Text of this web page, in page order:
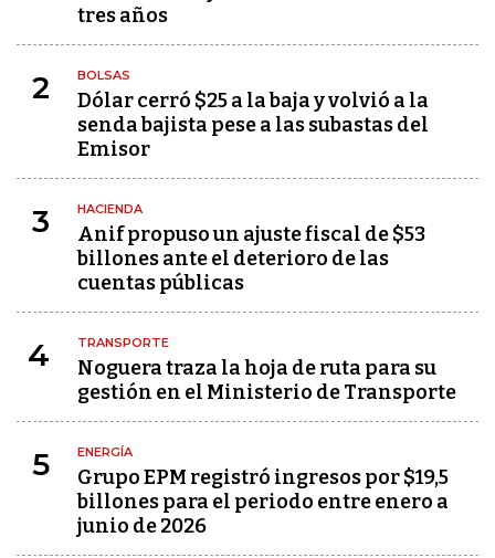
tres años
2 BOLSAS
Dólar cerró $25 a la baja y volvió a la
senda bajista pese a las subastas del
Emisor
3 HACIENDA
Anif propuso un ajuste fiscal de $53
billones ante el deterioro de las
cuentas públicas
4 TRANSPORTE
Noguera traza la hoja de ruta para su
gestión en el Ministerio de Transporte
5 ENERGÍA
Grupo EPM registró ingresos por $19,5
billones para el periodo entre enero a
junio de 2026